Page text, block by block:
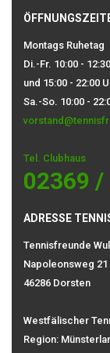
Montags Ruhetag
Di.-Fr. 10:00 -
und 15:00 - 22:00
Sa.-So. 10:00 -
Tel. Clubhaus
02369 /
ADRESSE
Tennisfreunde
Napoleonsweg 21
46286 Dorsten
Westfälischer
Region: